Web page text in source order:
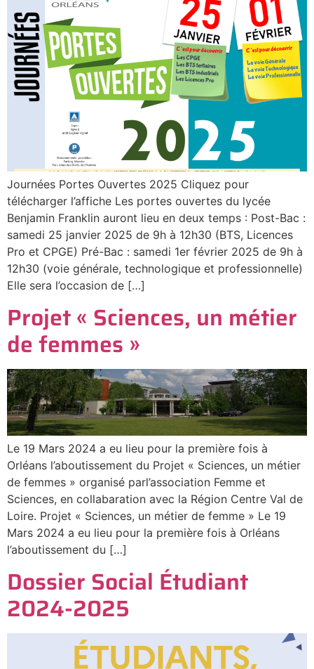
Journées Portes Ouvertes 2025 Cliquez pour
télécharger l’affiche Les portes ouvertes du lycée
Benjamin Franklin auront lieu en deux temps : Post-Bac :
samedi 25 janvier 2025 de 9h à 12h30 (BTS, Licences
Pro et CPGE) Pré-Bac : samedi 1er février 2025 de 9h à
12h30 (voie générale, technologique et professionnelle)
Elle sera l’occasion de […]
Projet « Sciences, un métier
de femmes »
Le 19 Mars 2024 a eu lieu pour la première fois à
Orléans l’aboutissement du Projet « Sciences, un métier
de femmes » organisé parl’association Femme et
Sciences, en collabaration avec la Région Centre Val de
Loire. Projet « Sciences, un métier de femme » Le 19
Mars 2024 a eu lieu pour la première fois à Orléans
l’aboutissement du […]
Dossier Social Étudiant
2024-2025